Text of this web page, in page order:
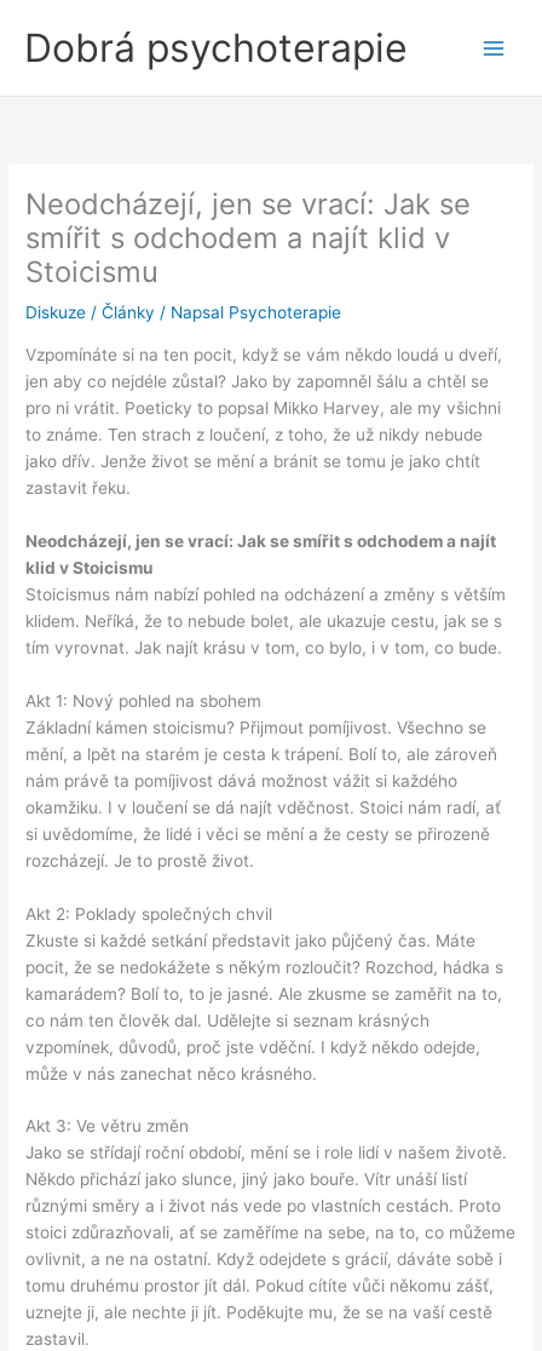
obsahDobrá psychoterapie
Neodcházejí, jen se vrací: Jak se
smířit s odchodem a najít klid v
Stoicismu
Diskuze /Články / Napsal Psychoterapie
Vzpomínáte si na ten pocit, když se vám někdo loudá u dveří,
jen aby co nejdéle zůstal? Jako by zapomněl šálu a chtěl se
pro ni vrátit. Poeticky to popsal Mikko Harvey, ale my všichni
to známe. Ten strach z loučení, z toho, že už nikdy nebude
jako dřív. Jenže život se mění a bránit se tomu je jako chtít
zastavit řeku.
Neodcházejí, jen se vrací: Jak se smířit s odchodem a najít
klid v Stoicismu
Stoicismus nám nabízí pohled na odcházení a změny s větším
klidem. Neříká, že to nebude bolet, ale ukazuje cestu, jak se s
tím vyrovnat. Jak najít krásu v tom, co bylo, i v tom, co bude.
Akt 1: Nový pohled na sbohem
Základní kámen stoicismu? Přijmout pomíjivost. Všechno se
mění, a lpět na starém je cesta k trápení. Bolí to, ale zároveň
nám právě ta pomíjivost dává možnost vážit si každého
okamžiku. I v loučení se dá najít vděčnost. Stoici nám radí, ať
si uvědomíme, že lidé i věci se mění a že cesty se přirozeně
rozcházejí. Je to prostě život.
Akt 2: Poklady společných chvil
Zkuste si každé setkání představit jako půjčený čas. Máte
pocit, že se nedokážete s někým rozloučit? Rozchod, hádka s
kamarádem? Bolí to, to je jasné. Ale zkusme se zaměřit na to,
co nám ten člověk dal. Udělejte si seznam krásných
vzpomínek, důvodů, proč jste vděční. I když někdo odejde,
může v nás zanechat něco krásného.
Akt 3: Ve větru změn
Jako se střídají roční období, mění se i role lidí v našem životě.
Někdo přichází jako slunce, jiný jako bouře. Vítr unáší listí
různými směry a i život nás vede po vlastních cestách. Proto
stoici zdůrazňovali, ať se zaměříme na sebe, na to, co můžeme
ovlivnit, a ne na ostatní. Když odejdete s grácií, dáváte sobě i
tomu druhému prostor jít dál. Pokud cítíte vůči někomu zášť,
uznejte ji, ale nechte ji jít. Poděkujte mu, že se na vaší cestě
zastavil.